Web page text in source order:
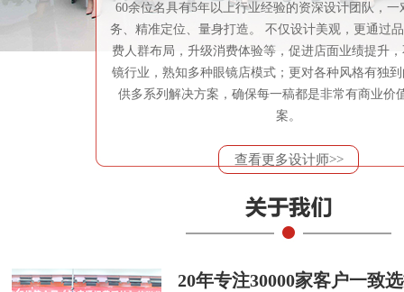
60余位名具有5年以上行业经验的资深设计团队，一
务、精准定位、量身打造。 不仅设计美观，更通过
费人群布局，升级消费体验等，促进店面业绩提升
镜行业，熟知多种眼镜店模式；更对各种风格有独
供多系列解决方案，确保每一稿都是非常有商业价
案。
查看更多设计师>>
20年专注30000家客户一致